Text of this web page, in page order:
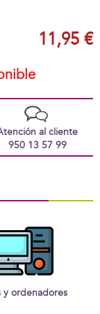
11,95 €
al cliente
950 13 57 99
y ordenadores